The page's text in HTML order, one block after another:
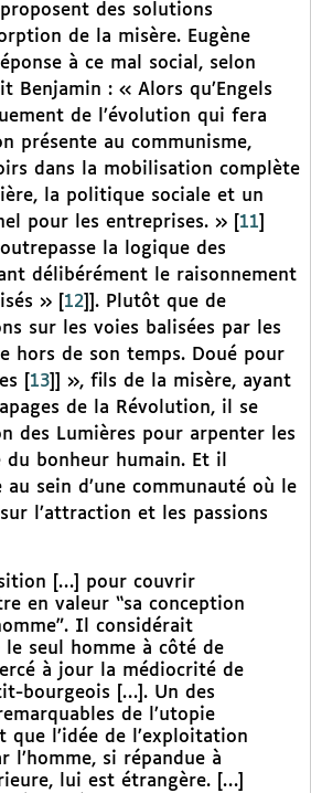
des solutions
de la misère. Eugène
à ce mal social, selon
Benjamin : « Alors qu’Engels
de l’évolution qui fera
présente au communisme,
dans la mobilisation complète
la politique sociale et un
pour les entreprises. »
11
la logique des
délibérément le raisonnement
»
12 ]. Plutôt que de
sur les voies balisées par les
hors de son temps. Doué pour
13
] », fils de la misère, ayant
de la Révolution, il se
des Lumières pour arpenter les
bonheur humain. Et il
au sein d’une communauté où le
l’attraction et les passions
[…] pour couvrir
en valeur “sa conception
Il considérait
le seul homme à côté de
à jour la médiocrité de
bourgeois […]. Un des
de l’utopie
que l’idée de l’exploitation
l’homme, si répandue à
lui est étrangère. […]